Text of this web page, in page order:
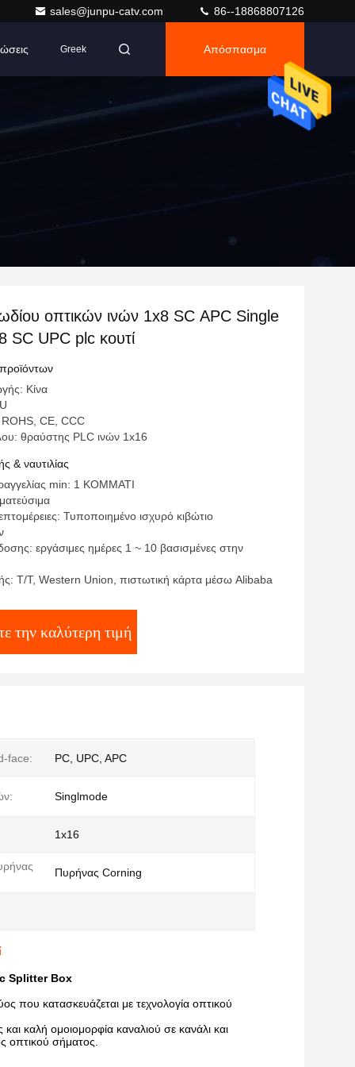
sales@junpu-catv.com 86--18868807126
Greek Απόσπασμα
οπτικών ινών 1x8 SC APC Single
SC UPC plc κουτί
Κίνα
CE, CCC
θραύστης PLC ινών 1x16
& ναυτιλίας
min: 1 ΚΟΜΜΑΤΙ
Τυποποιημένο ισχυρό κιβώτιο
εργάσιμες ημέρες 1 ~ 10 βασισμένες στην
T/T, Western Union, πιστωτική κάρτα μέσω Alibaba
την καλύτερη τιμή
face: PC, UPC, APC
Singlmode
1x16
Πυρήνας Corning
Splitter Box
που κατασκευάζεται με τεχνολογία οπτικού
καλή ομοιομορφία καναλιού σε κανάλι και
οπτικού σήματος.